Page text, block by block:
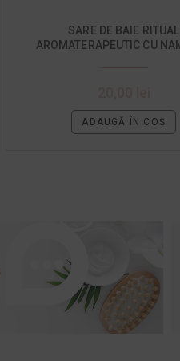
SARE DE BAIE RITUAL
AROMATERAPEUTIC CU
ADAUGĂ ÎN COȘ